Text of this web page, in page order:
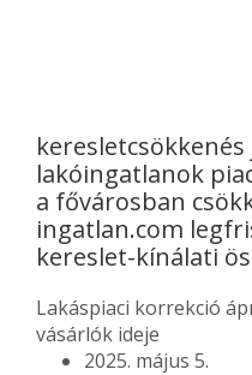
lakóingatlanok
a fővárosban
ingatlan.com
kereslet-kínálati
Lakáspiaci korrekció
vásárlók ideje
2025. május 5.